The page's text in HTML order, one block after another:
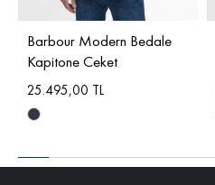
Barbour Modern Bedale
Kapitone Ceket
25.495,00 TL